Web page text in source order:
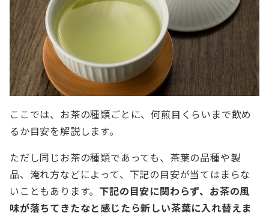
ここでは、お茶の種類ごとに、何煎目くらいまで飲め
るか目安を解説します。
ただし同じお茶の種類であっても、茶葉の品種や製
品、淹れ方などによって、下記の目安が当てはまらな
いこともあります。 下記の目安に関わらず、お茶の風
味が落ちてきたなと感じたら新しい茶葉に入れ替えま